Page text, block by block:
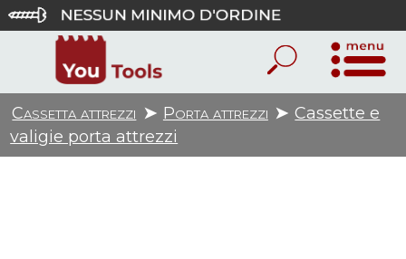
1
Cassetta attrezzi ➤ Porta attrezzi ➤ Cassette e
valigie porta attrezzi